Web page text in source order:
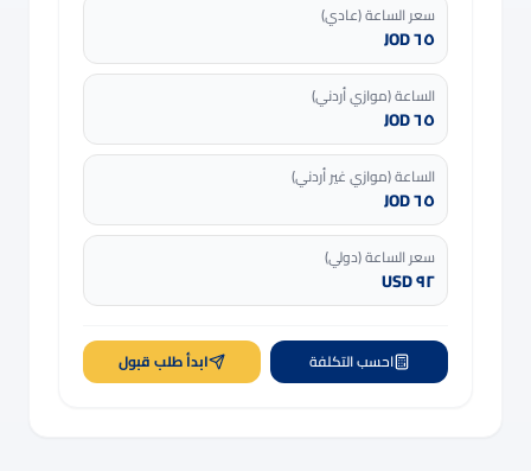
سعر الساعة (عادي)
٦٥ JOD
الساعة (موازي أردني)
٦٥ JOD
الساعة (موازي غير أردني)
٦٥ JOD
سعر الساعة (دولي)
٩٢ USD
احسب التكلفة ابدأ طلب قبول